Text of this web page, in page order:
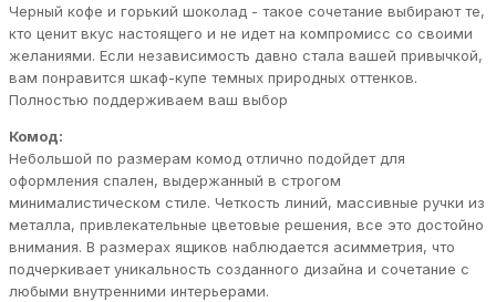
Черный кофе и горький шоколад - такое сочетание выбирают те,
кто ценит вкус настоящего и не идет на компромисс со своими
желаниями. Если независимость давно стала вашей привычкой,
вам понравится шкаф-купе темных природных оттенков.
Полностью поддерживаем ваш выбор
Комод:
Небольшой по размерам комод отлично подойдет для
оформления спален, выдержанный в строгом
минималистическом стиле. Четкость линий, массивные ручки из
металла, привлекательные цветовые решения, все это достойно
внимания. В размерах ящиков наблюдается асимметрия, что
подчеркивает уникальность созданного дизайна и сочетание с
любыми внутренними интерьерами.